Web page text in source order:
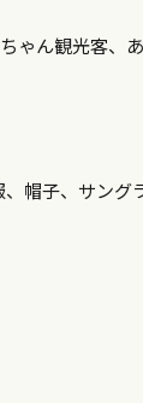
ん観光客、
帽子、サング